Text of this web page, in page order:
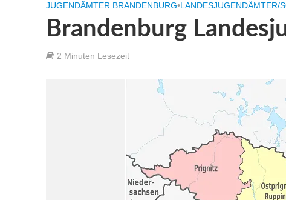
JUGENDÄMTER BRANDENBURG•LANDESJUGENDÄMTER/
Brandenburg
2 Minuten Lesezeit